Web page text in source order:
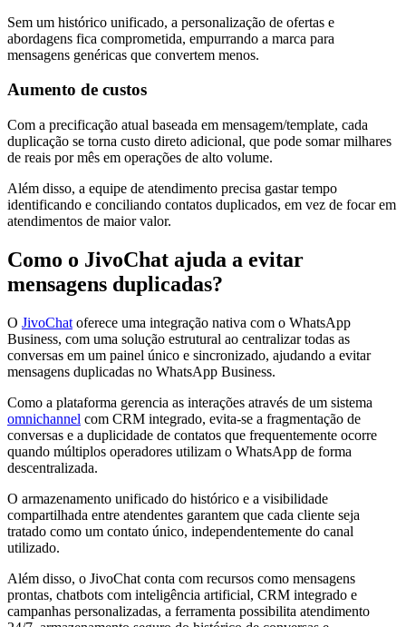
Sem um histórico unificado, a personalização de ofertas e
abordagens fica comprometida, empurrando a marca para
mensagens genéricas que convertem menos.
Aumento de custos
Com a precificação atual baseada em mensagem/template, cada
duplicação se torna custo direto adicional, que pode somar milhares
de reais por mês em operações de alto volume.
Além disso, a equipe de atendimento precisa gastar tempo
identificando e conciliando contatos duplicados, em vez de focar em
atendimentos de maior valor.
Como o JivoChat ajuda a evitar
mensagens duplicadas?
O JivoChat oferece uma integração nativa com o WhatsApp
Business, com uma solução estrutural ao centralizar todas as
conversas em um painel único e sincronizado, ajudando a evitar
mensagens duplicadas no WhatsApp Business.
Como a plataforma gerencia as interações através de um sistema
omnichannel com CRM integrado, evita-se a fragmentação de
conversas e a duplicidade de contatos que frequentemente ocorre
quando múltiplos operadores utilizam o WhatsApp de forma
descentralizada.
O armazenamento unificado do histórico e a visibilidade
compartilhada entre atendentes garantem que cada cliente seja
tratado como um contato único, independentemente do canal
utilizado.
Além disso, o JivoChat conta com recursos como mensagens
prontas, chatbots com inteligência artificial, CRM integrado e
campanhas personalizadas, a ferramenta possibilita atendimento